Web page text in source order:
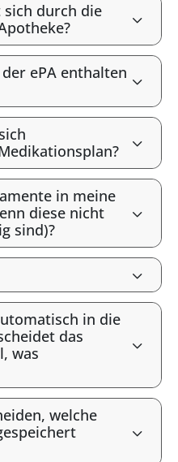
durch die
ePA enthalten
in meine
diese nicht
sind)?
in die
das
was
welche